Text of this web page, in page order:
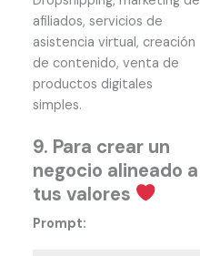
afiliados, servicios de
asistencia virtual, creación
de contenido, venta de
productos digitales
simples.
9. Para crear un
negocio alineado a
tus valores
Prompt: